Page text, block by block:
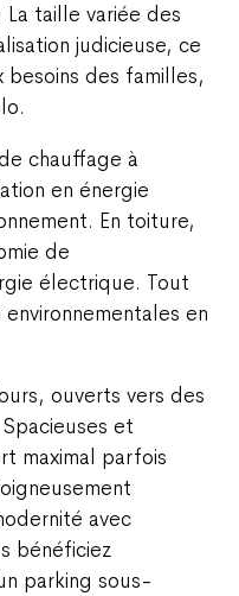
taille variée des
judicieuse, ce
des familles,
chauffage à
en énergie
En toiture,
de
électrique. Tout
en
ouverts vers des
et
maximal parfois
avec
bénéficiez
parking sous-